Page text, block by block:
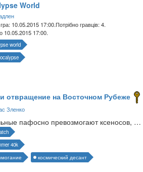
World
10.05.2015 17:00.Потрібно гравців: 4.
10.05.2015 17:00.
world
отвращение на Восточном Рубеже
Зленко
Караульные пафосно превозмогают ксеносов, еретиков и прочую нечисть
40k
космический десант